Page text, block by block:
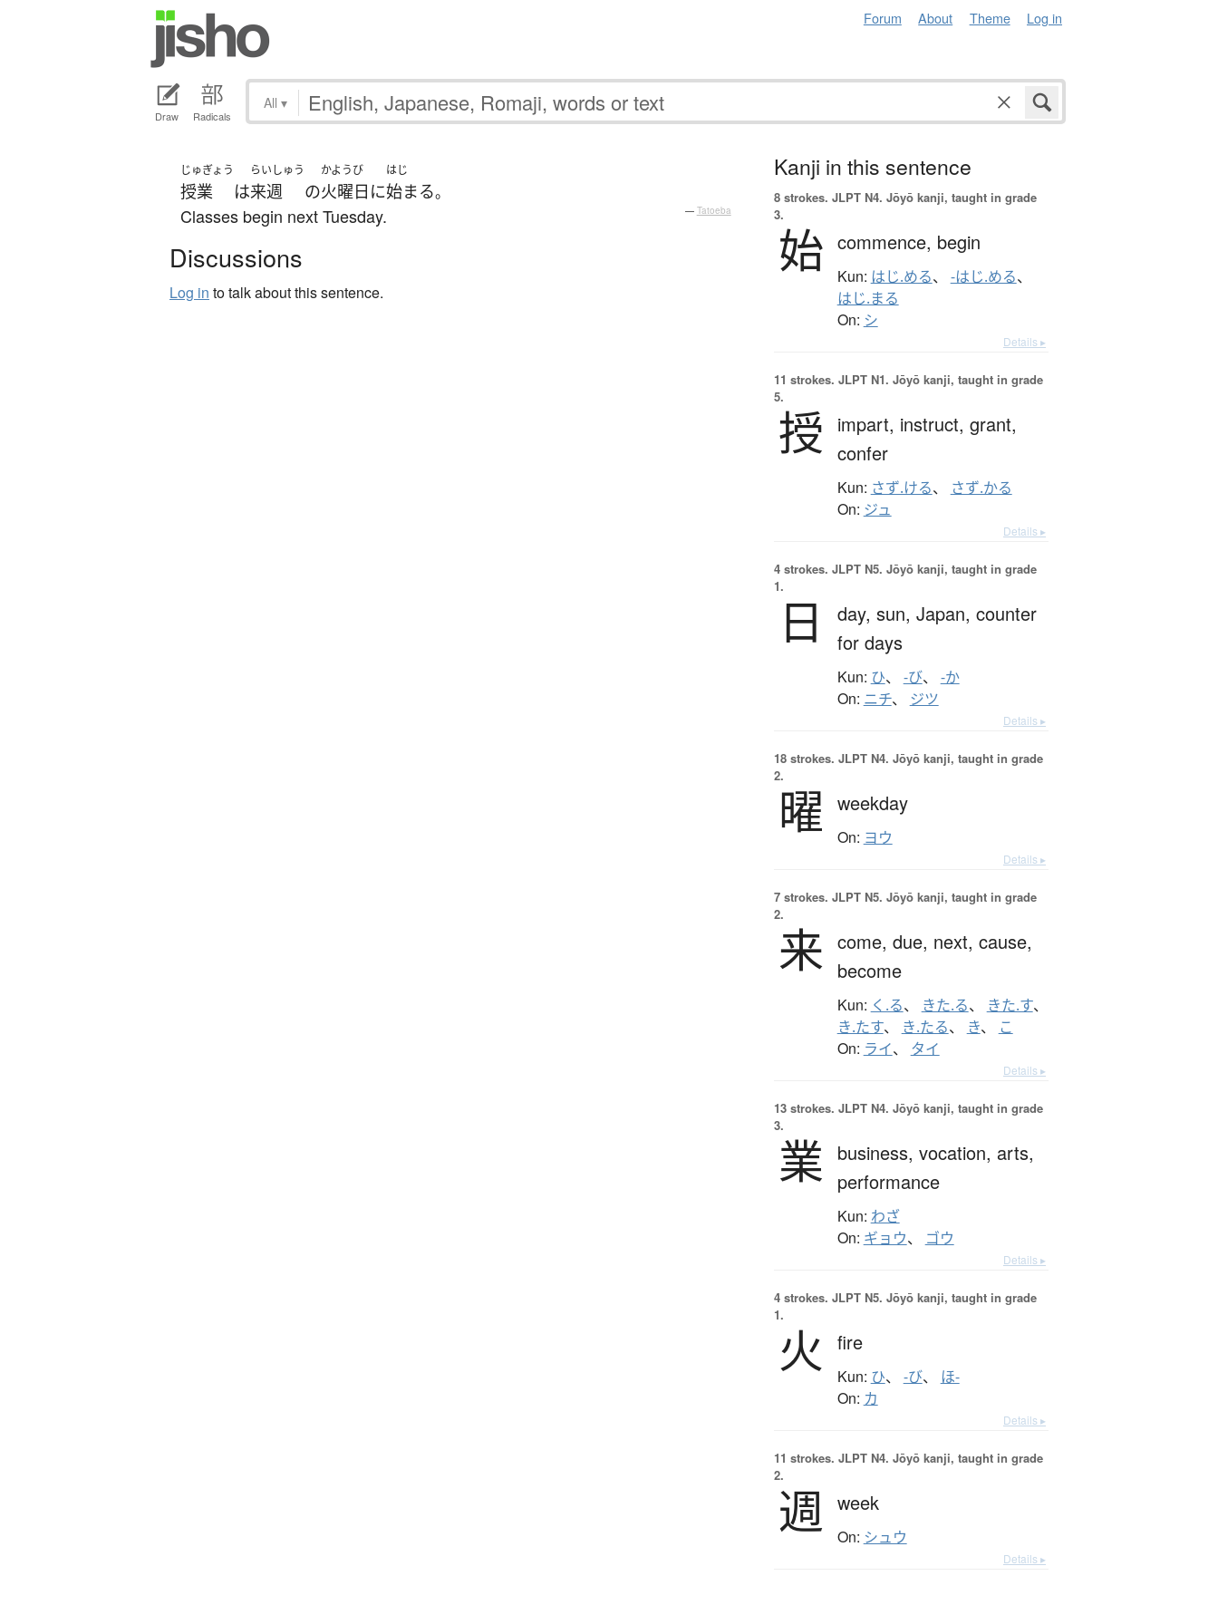
Forum About Theme Log in
Draw Radicals
All ▾
じゅぎょう
授業 は
らいしゅう
来週 の
かようび
火曜日 に
はじ
始まる。
Classes begin next Tuesday. — Tatoeba
Discussions
Log in to talk about this sentence.
Kanji in this sentence
8 strokes. JLPT N4. Jōyō kanji, taught in grade
3.
始 commence, begin
Kun: はじ.める、 -はじ.める、
はじ.まる
On: シ
Details ▸
11 strokes. JLPT N1. Jōyō kanji, taught in grade
5.
授 impart, instruct, grant,
confer
Kun: さず.ける、 さず.かる
On: ジュ
Details ▸
4 strokes. JLPT N5. Jōyō kanji, taught in grade
1.
日 day, sun, Japan, counter
for days
Kun: ひ、 -び、 -か
On: ニチ、 ジツ
Details ▸
18 strokes. JLPT N4. Jōyō kanji, taught in grade
2.
曜 weekday
On: ヨウ
Details ▸
7 strokes. JLPT N5. Jōyō kanji, taught in grade
2.
来 come, due, next, cause,
become
Kun: く.る、 きた.る、 きた.す、
き.たす、 き.たる、 き、 こ
On: ライ、 タイ
Details ▸
13 strokes. JLPT N4. Jōyō kanji, taught in grade
3.
業 business, vocation, arts,
performance
Kun: わざ
On: ギョウ、 ゴウ
Details ▸
4 strokes. JLPT N5. Jōyō kanji, taught in grade
1.
火 fire
Kun: ひ、 -び、 ほ-
On: カ
Details ▸
11 strokes. JLPT N4. Jōyō kanji, taught in grade
2.
週 week
On: シュウ
Details ▸